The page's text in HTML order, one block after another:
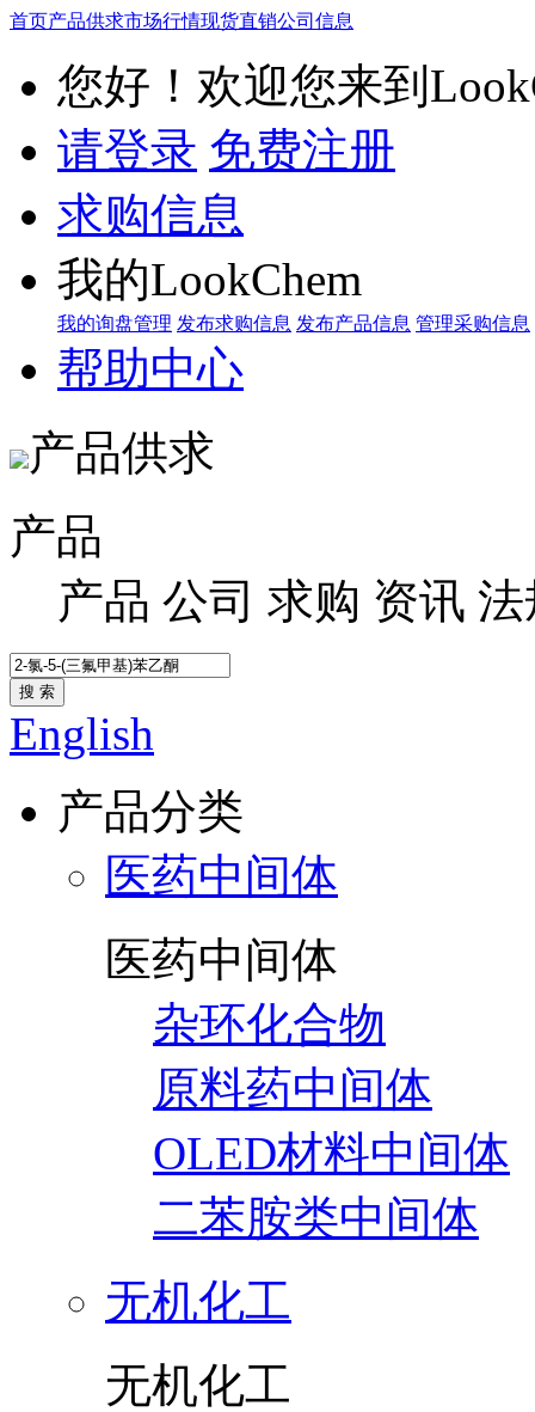
首页产品供求市场行情现货直销公司信息
您好！欢迎您来到
请登录 免费注册
求购信息
我的LookChem
我的询盘管理 发布求购信息 发布产品信息 管理采购信息
帮助中心
产品供求
产品
产品 公司 求购 资讯 法
搜 索
English
产品分类
医药中间体
医药中间体
杂环化合物
原料药中间体
OLED材料中间体
二苯胺类中间体
无机化工
无机化工